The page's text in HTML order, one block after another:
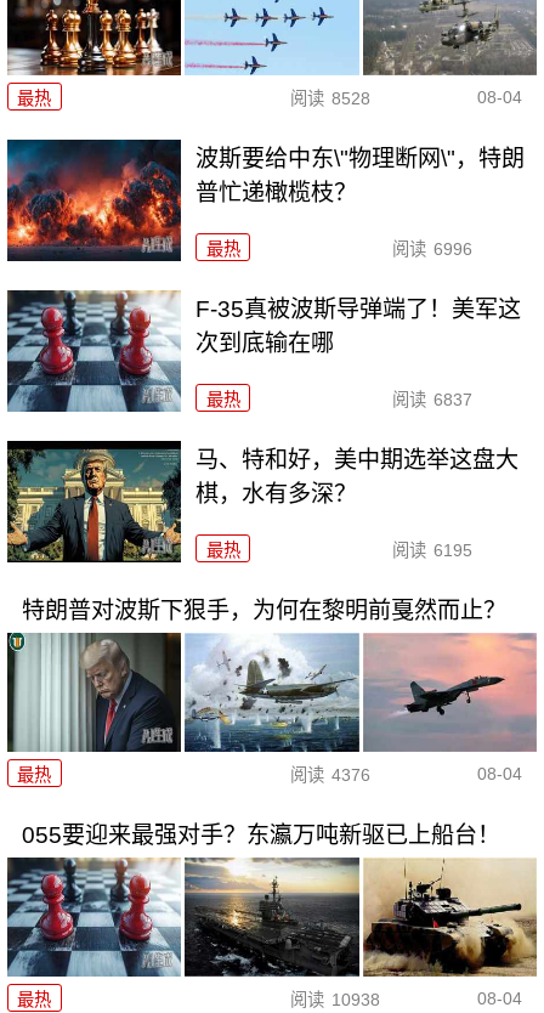
最热 阅读 8528 08-04
波斯要给中东\"物理断网\"，特朗
普忙递橄榄枝？
最热 阅读 6996
F-35真被波斯导弹端了！美军这
次到底输在哪
最热 阅读 6837
马、特和好，美中期选举这盘大
棋，水有多深？
最热 阅读 6195
特朗普对波斯下狠手，为何在黎明前戛然而止？
最热 阅读 4376 08-04
055要迎来最强对手？东瀛万吨新驱已上船台！
最热 阅读 10938 08-04